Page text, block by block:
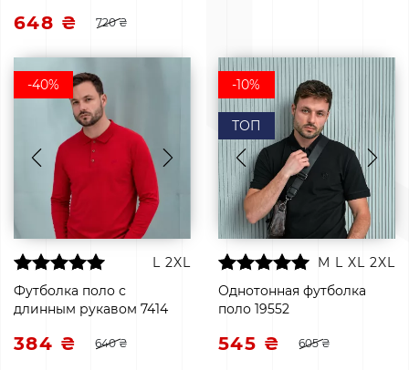
648 ₴ 720 ₴
-40%
L 2XL
Футболка поло с
длинным рукавом 7414
384 ₴ 640 ₴
-10%
ТОП
M L XL 2XL
Однотонная футболка
поло 19552
545 ₴ 605 ₴